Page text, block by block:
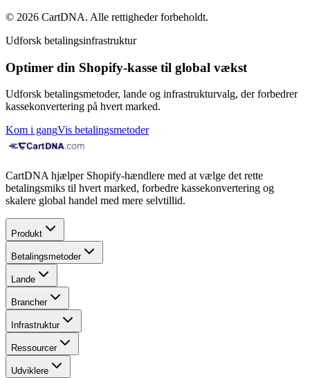
© 2026 CartDNA. Alle rettigheder forbeholdt.
Udforsk betalingsinfrastruktur
Optimer din Shopify-kasse til global vækst
Udforsk betalingsmetoder, lande og infrastrukturvalg, der forbedrer
kassekonvertering på hvert marked.
Kom i gangVis betalingsmetoder
CartDNA hjælper Shopify-hændlere med at vælge det rette
betalingsmiks til hvert marked, forbedre kassekonvertering og
skalere global handel med mere selvtillid.
Produkt
Betalingsmetoder
Lande
Brancher
Infrastruktur
Ressourcer
Udviklere